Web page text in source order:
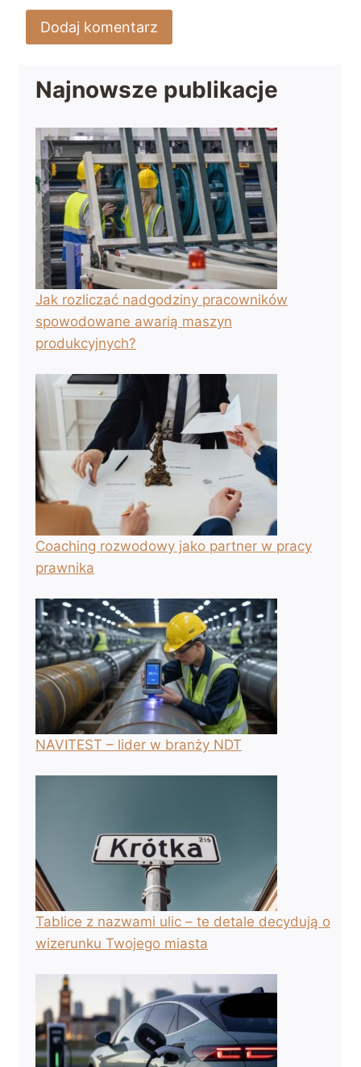
Najnowsze publikacje
Jak rozliczać nadgodziny pracowników
spowodowane awarią maszyn
produkcyjnych?
Coaching rozwodowy jako partner w pracy
prawnika
NAVITEST – lider w branży NDT
Tablice z nazwami ulic – te detale decydują o
wizerunku Twojego miasta